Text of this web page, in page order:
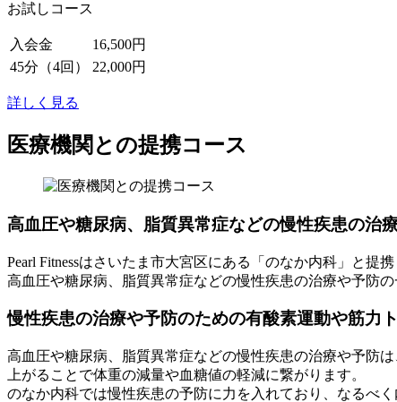
お試しコース
入会金
16,500円
45分（4回）
22,000円
詳しく見る
医療機関との提携コース
高血圧や糖尿病、脂質異常症などの慢性疾患の治
Pearl Fitnessはさいたま市大宮区にある「のなか内科」と提携
高血圧や糖尿病、脂質異常症などの慢性疾患の治療や予防
慢性疾患の治療や予防のための有酸素運動や筋力
高血圧や糖尿病、脂質異常症などの慢性疾患の治療や予防
上がることで体重の減量や血糖値の軽減に繋がります。
のなか内科では慢性疾患の予防に力を入れており、なるべ